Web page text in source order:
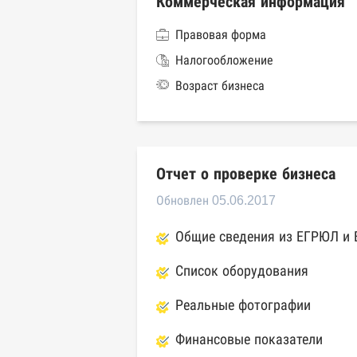
Правовая форма
Налогообложение
Возраст бизнеса
Отчет о проверке бизнеса
Обновлен 05.06.2017
Общие сведения из ЕГРЮЛ и
Список оборудования
Реальные фотографии
Финансовые показатели